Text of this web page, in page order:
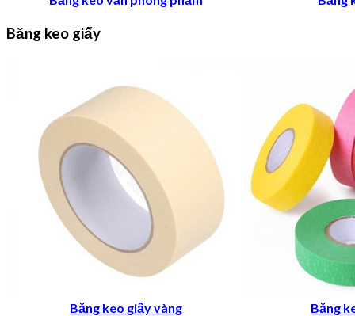
Băng keo giấy
Băng keo giấy vàng Băng